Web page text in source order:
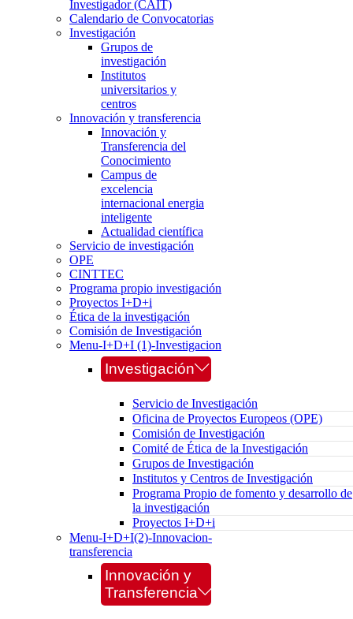
Investigador (CAIT)
Calendario de Convocatorias
Investigación
Grupos de
investigación
Institutos
universitarios y
centros
Innovación y transferencia
Innovación y
Transferencia del
Conocimiento
Campus de
excelencia
internacional energia
inteligente
Actualidad científica
Servicio de investigación
OPE
CINTTEC
Programa propio investigación
Proyectos I+D+i
Ética de la investigación
Comisión de Investigación
Menu-I+D+I (1)-Investigacion
Investigación
Servicio de Investigación
Oficina de Proyectos Europeos (OPE)
Comisión de Investigación
Comité de Ética de la Investigación
Grupos de Investigación
Institutos y Centros de Investigación
Programa Propio de fomento y desarrollo de
la investigación
Proyectos I+D+i
Menu-I+D+I(2)-Innovacion-
transferencia
Innovación y
Transferencia